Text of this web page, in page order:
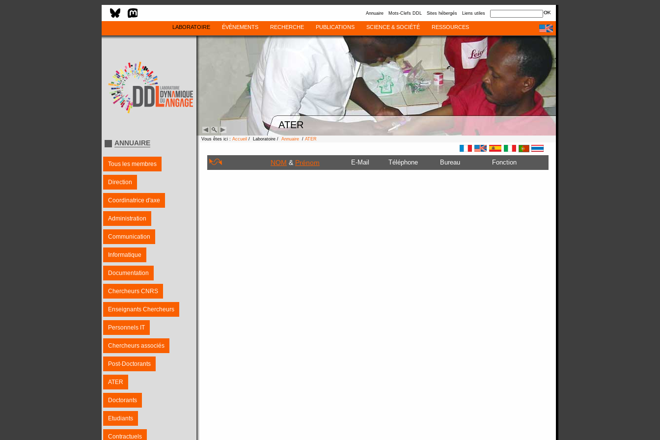
Annuaire Mots-Clefs DDL Sites hébergés Liens utiles
LABORATOIRE ÉVÈNEMENTS RECHERCHE PUBLICATIONS SCIENCE & SOCIÉTÉ RESSOURCES
ATER
ANNUAIRE
Tous les membres
Direction
Coordinatrice d'axe
Administration
Communication
Informatique
Documentation
Chercheurs CNRS
Enseignants Chercheurs
Personnels IT
Chercheurs associés
Post-Doctorants
ATER
Doctorants
Etudiants
Contractuels
Vous êtes ici : Accueil / Laboratoire / Annuaire / ATER
NOM & Prénom E-Mail Téléphone Bureau Fonction